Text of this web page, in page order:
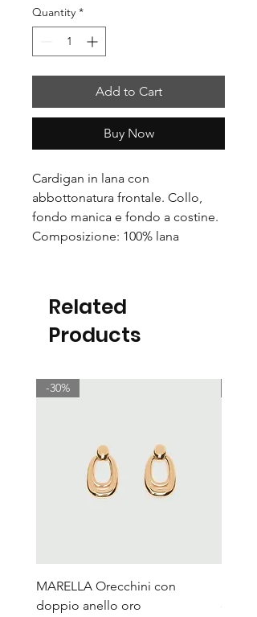
Quantity *
Add to Cart
Buy Now
Cardigan in lana con
abbottonatura frontale. Collo,
fondo manica e fondo a costine.
Composizione: 100% lana
Related
Products
-30%
MARELLA Orecchini con
doppio anello oro